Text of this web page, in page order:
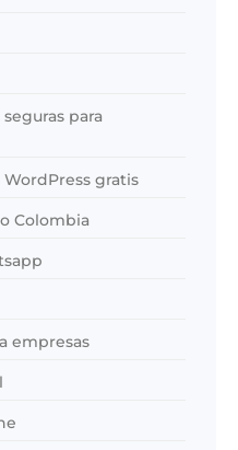
para
gratis
Colombia
empresas